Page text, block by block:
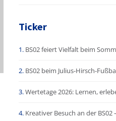
Ticker
BS02 feiert Vielfalt beim
BS02 beim Julius-Hirsch-
Wertetage 2026: Lernen,
Kreativer Besuch an der BS02